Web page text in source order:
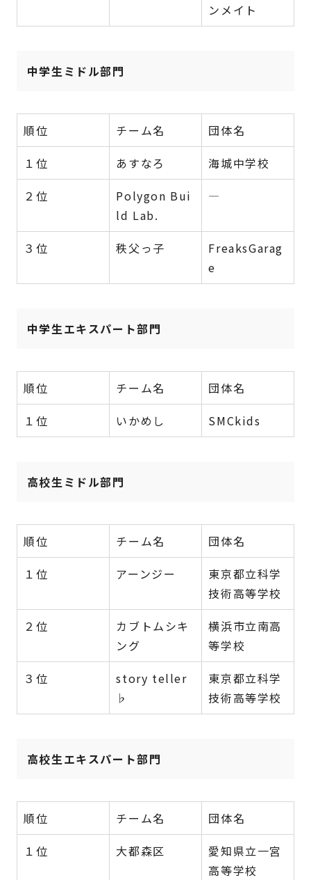
ンメイト
中学生ミドル部門
順位 チーム名
団体名
１位
あすなろ
海城中学校
２位
Polygon Bui
ld Lab.
―
３位 秩父っ子
FreaksGarag
e
中学生エキスパート部門
順位 チーム名
団体名
１位
いかめし SMCkids
高校生ミドル部門
順位 チーム名
団体名
１位
アーンジー
東京都立科学
技術高等学校
２位
カブトムシキ
ング
横浜市立南高
等学校
３位
story teller
♭
東京都立科学
技術高等学校
高校生エキスパート部門
順位 チーム名
団体名
１位
大都森区
愛知県立一宮
高等学校